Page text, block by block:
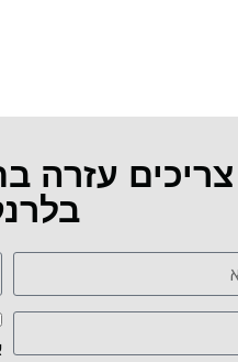
צריכים עזרה